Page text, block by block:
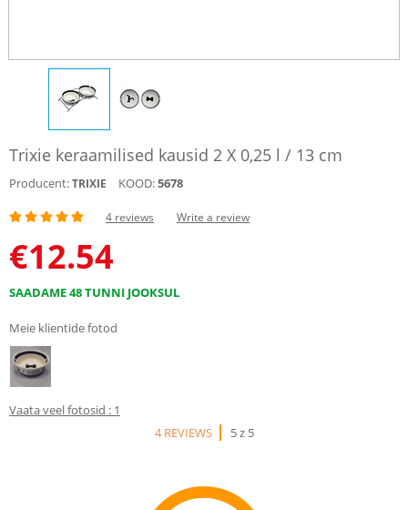
Trixie keraamilised kausid 2 X 0,25 l / 13 cm
Producent:TRIXIE KOOD:5678
4 reviews Write a review
€12.54
SAADAME 48 TUNNI JOOKSUL
Meie klientide fotod
Vaata veel fotosid : 1
4 REVIEWS
5 z 5